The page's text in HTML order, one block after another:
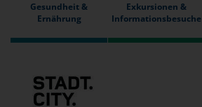
Gesundheit &
Ernährung
Exkursionen &
Informationsbesuche